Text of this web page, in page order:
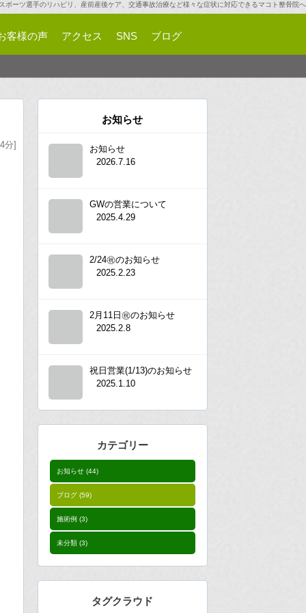
ーツ選手のリハビリ、産前産後ケア、交通事故治療など様々な症状に対応できるマコト整骨院へ
分]
お知らせ
お知らせ
2026.7.16
GWの営業について
2025.4.29
2/24㊗︎のお知らせ
2025.2.23
2月11日㊗︎のお知らせ
2025.2.8
祝日営業(1/13)のお知らせ
2025.1.10
カテゴリー
お知らせ (44)
ブログ (59)
施術例 (3)
未分類 (3)
タグクラウド
ブログ
SNS
アクセス
客様の声